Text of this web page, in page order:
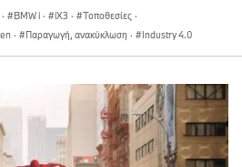
της για το μέλλον και θέτει τη
των πόρων στο επίκεντρο της
- από την αλυσίδα εφοδιασμού,
της φάσης χρήσης, για όλα τα
· BMW i · iX3 · Τοποθεσίες ·
· Παραγωγή, ανακύκλωση · Industry 4.0